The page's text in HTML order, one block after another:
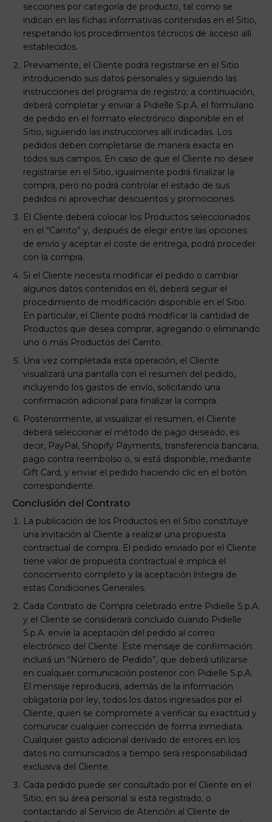
secciones por categoría de producto, tal como se
indican en las fichas informativas contenidas en el Sitio,
respetando los procedimientos técnicos de acceso allí
establecidos.
Previamente, el Cliente podrá registrarse en el Sitio
introduciendo sus datos personales y siguiendo las
instrucciones del programa de registro; a continuación,
deberá completar y enviar a Pidielle S.p.A. el formulario
de pedido en el formato electrónico disponible en el
Sitio, siguiendo las instrucciones allí indicadas. Los
pedidos deben completarse de manera exacta en
todos sus campos. En caso de que el Cliente no desee
registrarse en el Sitio, igualmente podrá finalizar la
compra, pero no podrá controlar el estado de sus
pedidos ni aprovechar descuentos y promociones.
El Cliente deberá colocar los Productos seleccionados
en el “Carrito” y, después de elegir entre las opciones
de envío y aceptar el coste de entrega, podrá proceder
con la compra.
Si el Cliente necesita modificar el pedido o cambiar
algunos datos contenidos en él, deberá seguir el
procedimiento de modificación disponible en el Sitio.
En particular, el Cliente podrá modificar la cantidad de
Productos que desea comprar, agregando o eliminando
uno o más Productos del Carrito.
Una vez completada esta operación, el Cliente
visualizará una pantalla con el resumen del pedido,
incluyendo los gastos de envío, solicitando una
confirmación adicional para finalizar la compra.
Posteriormente, al visualizar el resumen, el Cliente
deberá seleccionar el método de pago deseado, es
decir, PayPal, Shopify Payments, transferencia bancaria,
pago contra reembolso o, si está disponible, mediante
Gift Card, y enviar el pedido haciendo clic en el botón
correspondiente.
Conclusión del Contrato
La publicación de los Productos en el Sitio constituye
una invitación al Cliente a realizar una propuesta
contractual de compra. El pedido enviado por el Cliente
tiene valor de propuesta contractual e implica el
conocimiento completo y la aceptación íntegra de
estas Condiciones Generales.
Cada Contrato de Compra celebrado entre Pidielle S.p.A.
y el Cliente se considerará concluido cuando Pidielle
S.p.A. envíe la aceptación del pedido al correo
electrónico del Cliente. Este mensaje de confirmación
incluirá un “Número de Pedido”, que deberá utilizarse
en cualquier comunicación posterior con Pidielle S.p.A.
El mensaje reproducirá, además de la información
obligatoria por ley, todos los datos ingresados por el
Cliente, quien se compromete a verificar su exactitud y
comunicar cualquier corrección de forma inmediata.
Cualquier gasto adicional derivado de errores en los
datos no comunicados a tiempo será responsabilidad
exclusiva del Cliente.
Cada pedido puede ser consultado por el Cliente en el
Sitio, en su área personal si está registrado, o
contactando al Servicio de Atención al Cliente de